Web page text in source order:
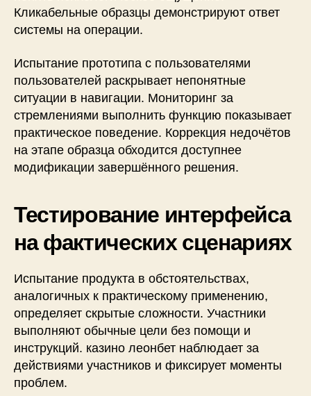
Кликабельные образцы демонстрируют ответ
системы на операции.
Испытание прототипа с пользователями
пользователей раскрывает непонятные
ситуации в навигации. Мониторинг за
стремлениями выполнить функцию показывает
практическое поведение. Коррекция недочётов
на этапе образца обходится доступнее
модификации завершённого решения.
Тестирование интерфейса
на фактических сценариях
Испытание продукта в обстоятельствах,
аналогичных к практическому применению,
определяет скрытые сложности. Участники
выполняют обычные цели без помощи и
инструкций. казино леонбет наблюдает за
действиями участников и фиксирует моменты
проблем.